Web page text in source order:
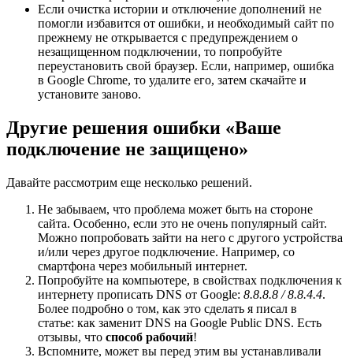
Если очистка истории и отключение дополнений не
помогли избавится от ошибки, и необходимый сайт по
прежнему не открывается с предупреждением о
незащищенном подключении, то попробуйте
переустановить свой браузер. Если, например, ошибка
в Google Chrome, то удалите его, затем скачайте и
установите заново.
Другие решения ошибки «Ваше
подключение не защищено»
Давайте рассмотрим еще несколько решений.
Не забываем, что проблема может быть на стороне
сайта. Особенно, если это не очень популярный сайт.
Можно попробовать зайти на него с другого устройства
и/или через другое подключение. Например, со
смартфона через мобильный интернет.
Попробуйте на компьютере, в свойствах подключения к
интернету прописать DNS от Google: 8.8.8.8 / 8.8.4.4.
Более подробно о том, как это сделать я писал в
статье: как заменит DNS на Google Public DNS. Есть
отзывы, что способ рабочий!
Вспомните, может вы перед этим вы устанавливали